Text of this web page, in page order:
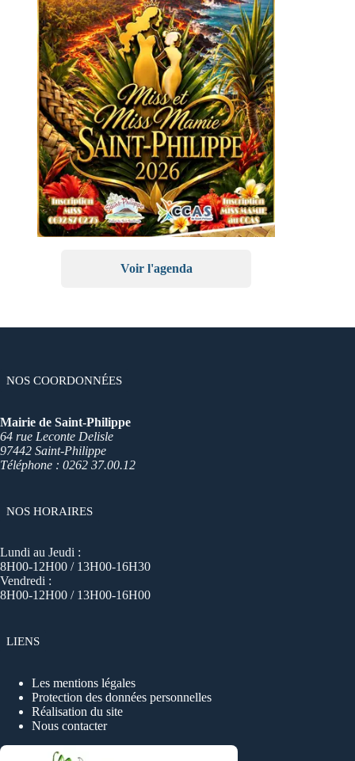
Voir l'agenda
NOS COORDONNÉES
Mairie de Saint-Philippe
64 rue Leconte Delisle
97442 Saint-Philippe
Téléphone : 0262 37.00.12
NOS HORAIRES
Lundi au Jeudi :
8H00-12H00 / 13H00-16H30
Vendredi :
8H00-12H00 / 13H00-16H00
LIENS
Les mentions légales
Protection des données personnelles
Réalisation du site
Nous contacter